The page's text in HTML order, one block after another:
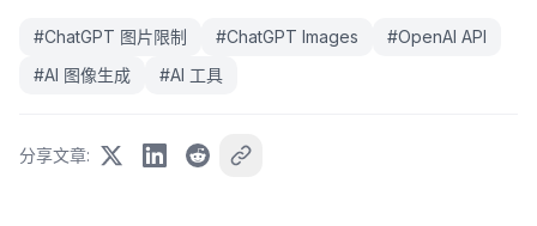
#ChatGPT 图片限制 #ChatGPT Images #OpenAI API
#AI 图像生成 #AI 工具
分享文章: